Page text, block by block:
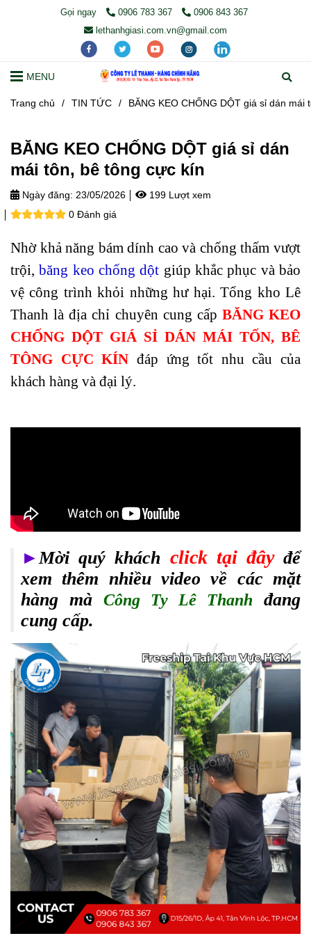
Gọi ngay 0906 783 367
0906 843 367
lethanhgiasi.com.vn@gmail.com
MENU
Trang chủ / TIN TỨC / BĂNG KEO CHỐNG DỘT giá sỉ dán mái
BĂNG KEO CHỐNG DỘT giá sỉ dán
mái tôn, bê tông cực kín
Ngày đăng: 23/05/2026
199 Lượt xem
0 Đánh giá
Nhờ khả năng bám dính cao và chống thấm vượt
trội,băng keo chống dột giúp khắc phục và bảo
vệ công trình khỏi những hư hại. Tổng kho Lê
Thanh là địa chỉ chuyên cung cấp BĂNG KEO
CHỐNG DỘT GIÁ SỈ DÁN MÁI TỐN, BÊ
TÔNG CỰC KÍN đáp ứng tốt nhu cầu của
khách hàng và đại lý.
►Mời quý khách click tại đây để
xem thêm nhiều video về các mặt
hàng mà Công Ty Lê Thanh
đang
cung cấp.